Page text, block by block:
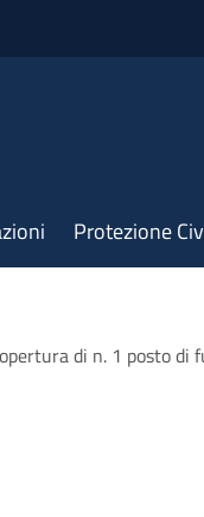
Protezione
di n. 1 posto